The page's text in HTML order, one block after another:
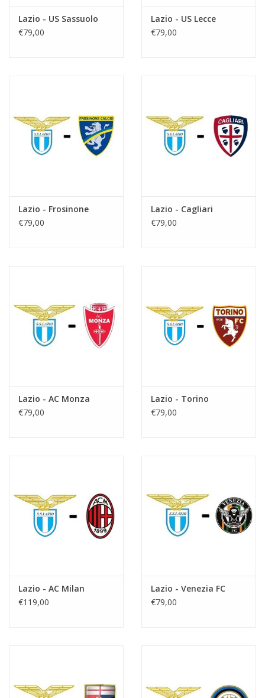
Lazio - US Sassuolo
€79,00
Lazio - US Lecce
€79,00
Lazio - Frosinone
€79,00
Lazio - Cagliari
€79,00
Lazio - AC Monza
€79,00
Lazio - Torino
€79,00
Lazio - AC Milan
€119,00
Lazio - Venezia FC
€79,00